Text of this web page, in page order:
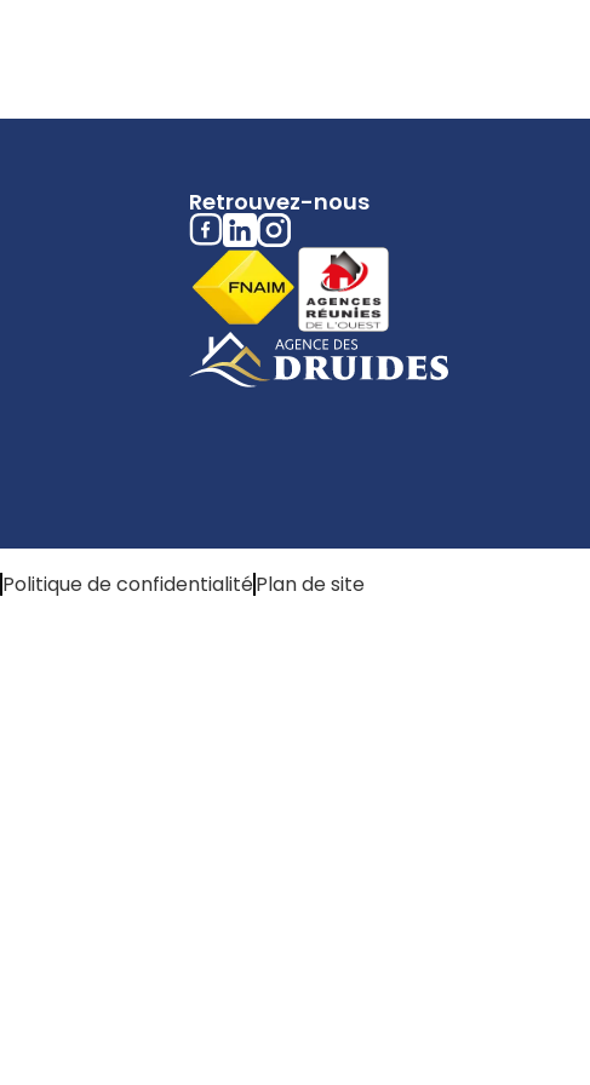
Retrouvez-nous
Politique de confidentialitéPlan de site